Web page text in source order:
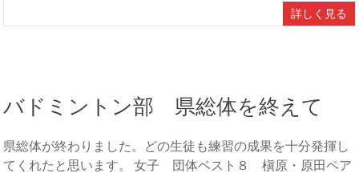
詳しく見る
バドミントン部 県総体を終えて
県総体が終わりました。どの生徒も練習の成果を十分発揮し
てくれたと思います。 女子 団体ベスト８ 槇原・原田ペア